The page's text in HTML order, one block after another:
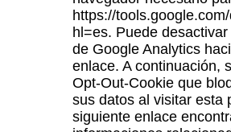
https://
hl=es. Puede
de Google Analytics
enlace. A continuación,
Opt-Out-Cookie que
sus datos al visitar esta
siguiente enlace